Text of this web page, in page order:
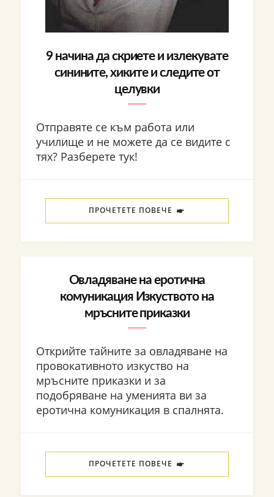
9 начина да скриете и излекувате
синините, хиките и следите от
целувки
Отправяте се към работа или
училище и не можете да се видите с
тях? Разберете тук!
ПРОЧЕТЕТЕ ПОВЕЧЕ
Овладяване на еротична
комуникация Изкуството на
мръсните приказки
Открийте тайните за овладяване на
провокативното изкуство на
мръсните приказки и за
подобряване на уменията ви за
еротична комуникация в спалнята.
ПРОЧЕТЕТЕ ПОВЕЧЕ